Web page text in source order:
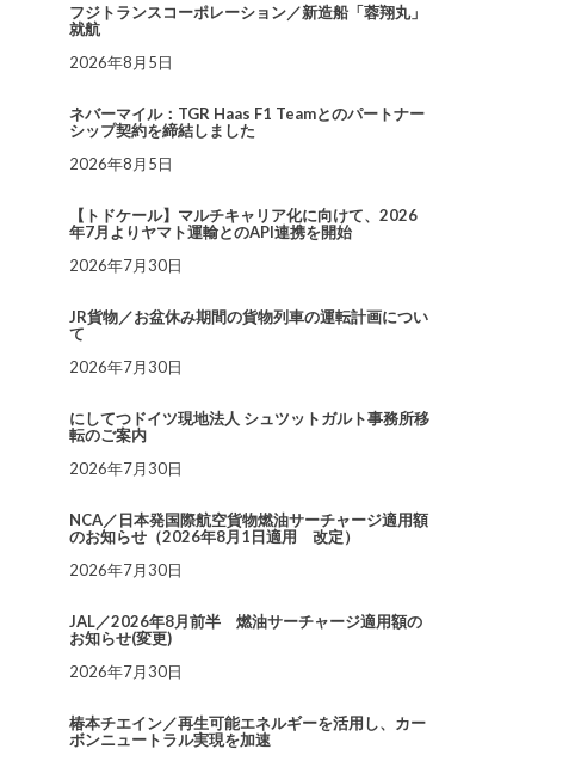
フジトランスコーポレーション／新造船「蓉翔丸」
就航
2026年8月5日
ネバーマイル：TGR Haas F1 Teamとのパートナー
シップ契約を締結しました
2026年8月5日
【トドケール】マルチキャリア化に向けて、2026
年7月よりヤマト運輸とのAPI連携を開始
2026年7月30日
JR貨物／お盆休み期間の貨物列車の運転計画につい
て
2026年7月30日
にしてつドイツ現地法人 シュツットガルト事務所移
転のご案内
2026年7月30日
NCA／日本発国際航空貨物燃油サーチャージ適用額
のお知らせ（2026年8月1日適用 改定）
2026年7月30日
JAL／2026年8月前半 燃油サーチャージ適用額の
お知らせ(変更)
2026年7月30日
椿本チエイン／再生可能エネルギーを活用し、カー
ボンニュートラル実現を加速